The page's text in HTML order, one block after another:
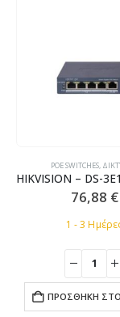
POE SWITCHES,
76,88 €
1 - 3
ΠΡΟΣΘΉΚΗ ΣΤΟ